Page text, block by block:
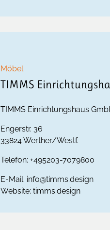
Möbel
TIMMS
TIMMS Einrichtungshaus
Engerstr. 36
33824Werther/Westf.
Telefon: +495203-7079800
E-Mail: info@timms.design
Website: timms.design